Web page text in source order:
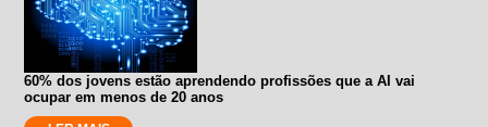
60% dos jovens estão aprendendo profissões que a AI vai
ocupar em menos de 20 anos